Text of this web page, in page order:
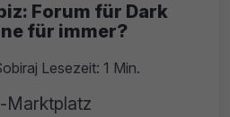
Forum für Dark
für immer?
Lesezeit: 1 Min.
Marktplatz